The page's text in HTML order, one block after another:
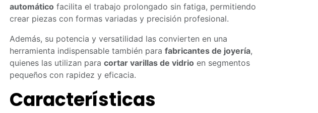
automático facilita el trabajo prolongado sin fatiga, permitiendo
crear piezas con formas variadas y precisión profesional.
Además, su potencia y versatilidad las convierten en una
herramienta indispensable también para fabricantes de joyería,
quienes las utilizan para cortar varillas de vidrio en segmentos
pequeños con rapidez y eficacia.
Características